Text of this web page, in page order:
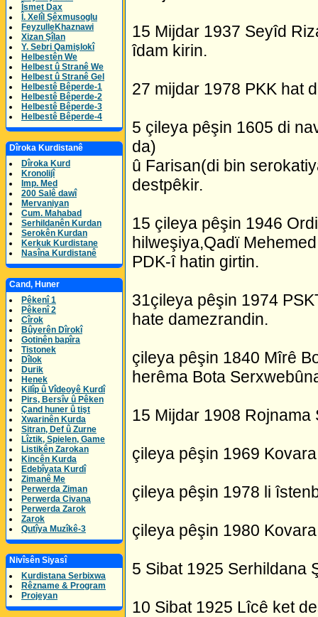
Îsmet Dax
Î. Xelîl Şêxmusoglu
FeyzulleKhaznawi
Xizan Şîlan
Y. Sebri Qamişlokî
Helbestên We
Helbest û Stranê We
Helbest û Stranê Gel
Helbestê Bêperde-1
Helbestê Bêperde-2
Helbestê Bêperde-3
Helbestê Bêperde-4
Dîroka Kurdistanê
Dîroka Kurd
Kronolijî
Imp. Med
200 Salê dawî
Mervaniyan
Cum. Mahabad
Serhildanên Kurdan
Serokên Kurdan
Kerkuk Kurdistane
Nasîna Kurdistanê
Cand, Huner
Pêkenî 1
Pêkenî 2
Cîrok
Bûyerên Dîrokî
Gotinên bapîra
Tistonek
Dîlok
Durik
Henek
Kilîp û Vîdeoyê Kurdî
Pirs, Bersîv û Pêken
Çand huner û tişt
Xwarinên Kurda
Sitran, Def û Zurne
Lîztik, Spielen, Game
Listikên Zarokan
Kincên Kurda
Edebîyata Kurdî
Zimanê Me
Perwerda Ziman
Perwerda Civana
Perwerda Zarok
Zarok
Qutîya Muzîkê-3
Nivîsên Siyasî
Kurdistana Serbixwa
Rêzname & Program
Projeyan
15 Mijdar 1937 Seyîd
îdam kirin.
27 mijdar 1978 PKK hat
5 çileya pêşin 1605 di
da)
û Farisan(di bin
destpêkir.
15 çileya pêşin 1946
hilweşiya,Qadï
PDK-î hatin girtin.
31çileya pêşin 1974
hate damezrandin.
çileya pêşin 1840 Mîrê
herêma Bota
15 Mijdar 1908
çileya pêşin 1969
çileya pêşin 1978 li
çileya pêşin 1980
5 Sibat 1925 Serhildana
10 Sibat 1925 Lîcê ket